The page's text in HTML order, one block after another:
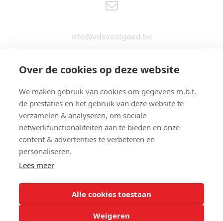
info@vdsvastgoed.be
Stationsstraat 76
9890 GAVERE
© 2026 - Van Der Schueren Vastgoed -
Over de cookies op deze website
We maken gebruik van cookies om gegevens m.b.t.
de prestaties en het gebruik van deze website te
verzamelen & analyseren, om sociale
netwerkfunctionaliteiten aan te bieden en onze
content & advertenties te verbeteren en
personaliseren.
Lees meer
Alle cookies toestaan
Weigeren